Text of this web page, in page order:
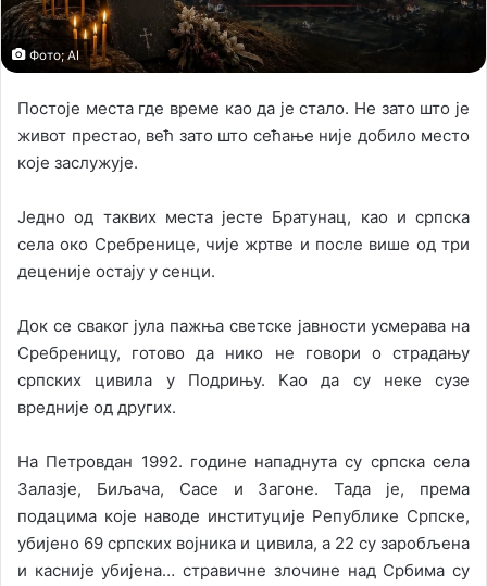
Фото; AI
Постоје места где време као да је стало. Не зато што је
живот престао, већ зато што сећање није добило место
које заслужује.
Једно од таквих места јесте Братунац, као и српска
села око Сребренице, чије жртве и после више од три
деценије остају у сенци.
Док се сваког јула пажња светске јавности усмерава на
Сребреницу, готово да нико не говори о страдању
српских цивила у Подрињу. Као да су неке сузе
вредније од других.
На Петровдан 1992. године нападнута су српска села
Залазје, Биљача, Сасе и Загоне. Тада је, према
подацима које наводе институције Републике Српске,
убијено 69 српских војника и цивила, а 22 су заробљена
и касније убијена… стравичне злочине над Србима су